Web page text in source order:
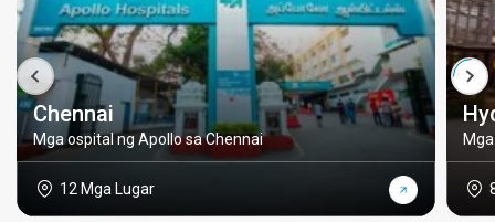
Chennai
Mga ospital ng Apollo sa Chennai
12 Mga Lugar